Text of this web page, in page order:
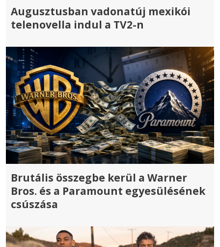
Augusztusban vadonatúj mexikói
telenovella indul a TV2-n
Brutális összegbe kerül a Warner
Bros. és a Paramount egyesülésének
csúszása